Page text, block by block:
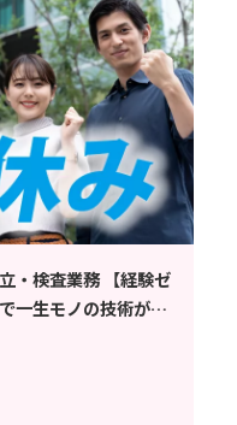
業務 【経験ゼ
一生モノの技術が身